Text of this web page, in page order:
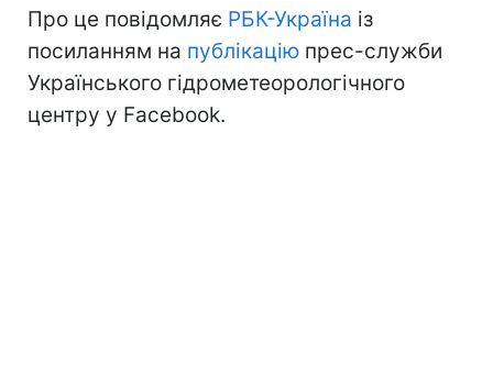
Про це повідомляє РБК-Україна із
посиланням на публікацію прес-служби
Українського гідрометеорологічного
центру у Facebook.